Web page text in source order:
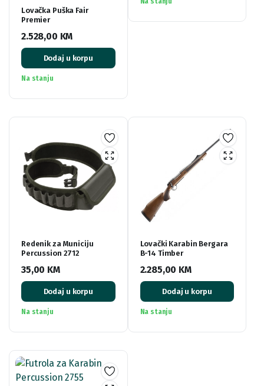
Lovačka Puška Fair
Premier
2.528,00 KM
Dodaj u korpu
Na stanju
Redenik za Municiju
Percussion 2712
35,00 KM
Dodaj u korpu
Na stanju
Lovački Karabin Bergara
B-14 Timber
2.285,00 KM
Dodaj u korpu
Na stanju